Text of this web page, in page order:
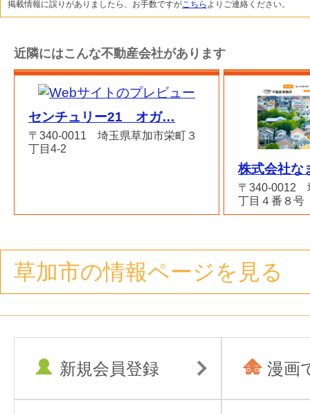
掲載情報に誤りがありましたら、お手数ですがこちら よりご連絡ください。
近隣にはこんな不動産会社があります
センチュリー21 オガ…
〒340-0011 埼玉県草加市栄町３
丁目4-2
株式会社
〒340-0012
丁目４番８号
草加市の情報ページを見る
新規会員登録 漫画